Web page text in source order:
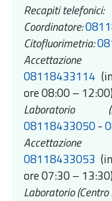
Recapiti telefonici:
Coordinatore:
Citofluorimetria:
Accettazione
08118433114
ore 08:00 –
Laboratorio
08118433050-
08118433053
ore 07:30 –
Laboratorio (Centro